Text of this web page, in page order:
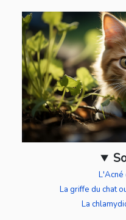
L'Acné
La griffe du chat
La